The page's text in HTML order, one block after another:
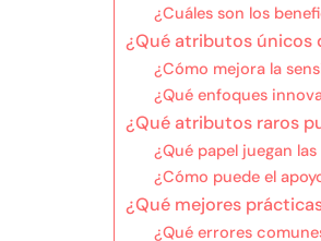
¿Cuáles son los
¿Qué atributos únicos
¿Cómo mejora la
¿Qué enfoques
¿Qué atributos raros
¿Qué papel juegan
¿Cómo puede el
¿Qué mejores
¿Qué errores